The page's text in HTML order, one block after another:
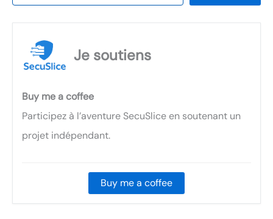
Je soutiens
Buy me a coffee
Participez à l’aventure SecuSlice en soutenant un
projet indépendant.
Buy me a coffee